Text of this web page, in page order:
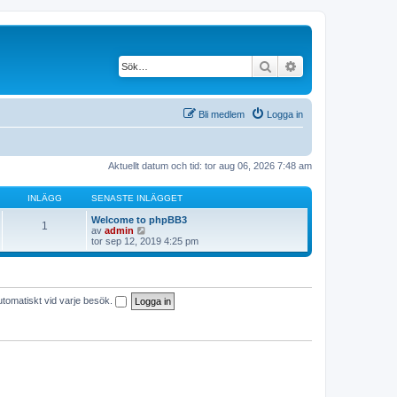
Sök
Logga in
Bli medlem
Aktuellt datum och tid: tor aug 06, 2026 7:48 am
INLÄGG SENASTE INLÄGGET
1
Welcome to phpBB3
av admin
å
t
d
e
tor sep 12, 2019 4:25 pm
vid varje besök.